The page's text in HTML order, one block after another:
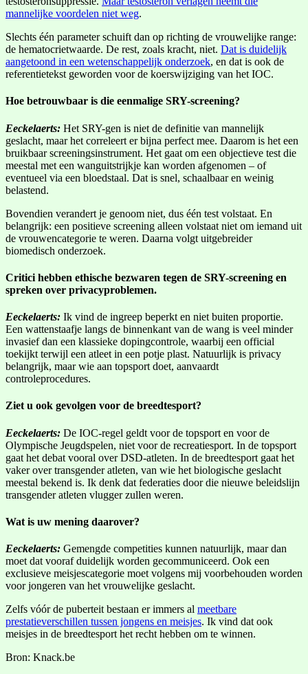
mannelijke voordelen niet weg.
Slechts één parameter schuift dan op richting de vrouwelijke range:
de hematocrietwaarde. De rest, zoals kracht, niet. Dat is duidelijk
aangetoond in een wetenschappelijk onderzoek, en dat is ook de
referentietekst geworden voor de koerswijziging van het IOC.
Hoe betrouwbaar is die eenmalige SRY-screening?
Eeckelaerts: Het SRY-gen is niet de definitie van mannelijk
geslacht, maar het correleert er bijna perfect mee. Daarom is het een
bruikbaar screeningsinstrument. Het gaat om een objectieve test die
meestal met een wanguitstrijkje kan worden afgenomen – of
eventueel via een bloedstaal. Dat is snel, schaalbaar en weinig
belastend.
Bovendien verandert je genoom niet, dus één test volstaat. En
belangrijk: een positieve screening alleen volstaat niet om iemand uit
de vrouwencategorie te weren. Daarna volgt uitgebreider
biomedisch onderzoek.
Critici hebben ethische bezwaren tegen de SRY-screening en
spreken over privacyproblemen.
Eeckelaerts: Ik vind de ingreep beperkt en niet buiten proportie.
Een wattenstaafje langs de binnenkant van de wang is veel minder
invasief dan een klassieke dopingcontrole, waarbij een official
toekijkt terwijl een atleet in een potje plast. Natuurlijk is privacy
belangrijk, maar wie aan topsport doet, aanvaardt
controleprocedures.
Ziet u ook gevolgen voor de breedtesport?
Eeckelaerts: De IOC-regel geldt voor de topsport en voor de
Olympische Jeugdspelen, niet voor de recreatiesport. In de topsport
gaat het debat vooral over DSD-atleten. In de breedtesport gaat het
vaker over transgender atleten, van wie het biologische geslacht
meestal bekend is. Ik denk dat federaties door die nieuwe beleidslijn
transgender atleten vlugger zullen weren.
Wat is uw mening daarover?
Eeckelaerts: Gemengde competities kunnen natuurlijk, maar dan
moet dat vooraf duidelijk worden gecommuniceerd. Ook een
exclusieve meisjescategorie moet volgens mij voorbehouden worden
voor jongeren van het vrouwelijke geslacht.
Zelfs vóór de puberteit bestaan er immers al meetbare
prestatieverschillen tussen jongens en meisjes. Ik vind dat ook
meisjes in de breedtesport het recht hebben om te winnen.
Bron: Knack.be